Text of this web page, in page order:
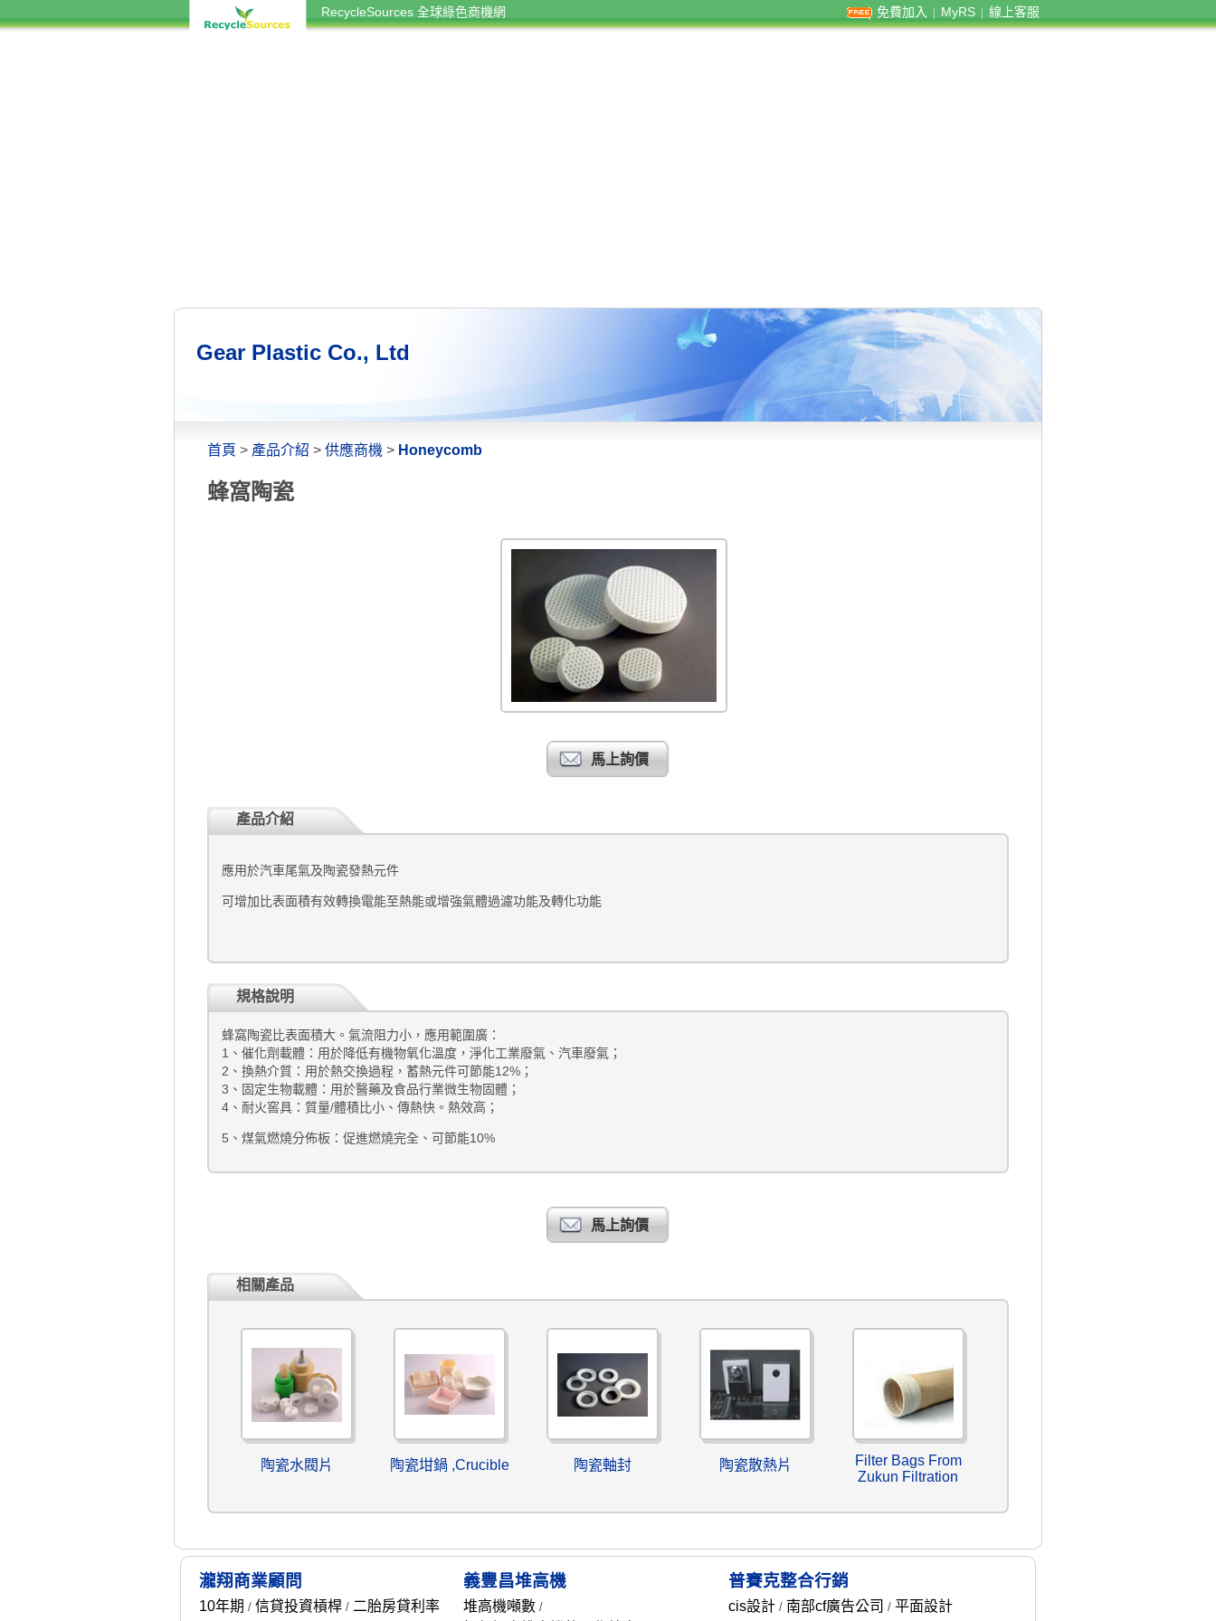
RecycleSources 全球綠色商機網 免費加入 MyRS 線上客服
Gear Plastic Co., Ltd
首頁 > 產品介紹 > 供應商機 > Honeycomb
蜂窩陶瓷
馬上詢價
產品介紹
應用於汽車尾氣及陶瓷發熱元件
可增加比表面積有效轉換電能至熱能或增強氣體過濾功能及轉化功能
規格說明
蜂窩陶瓷比表面積大。氣流阻力小，應用範圍廣：
1 、催化劑載體：用於降低有機物氧化溫度，淨化工業廢氣、汽車廢氣；
2 、換熱介質：用於熱交換過程，蓄熱元件可節能12% ；
3 、固定生物載體：用於醫藥及食品行業微生物固體；
4 、耐火窖具：質量/體積比小、傳熱快。熱效高；
5 、煤氣燃燒分佈板：促進燃燒完全、可節能10%
馬上詢價
相關產品
陶瓷水閥片 陶瓷坩鍋 ,Crucible 陶瓷軸封 陶瓷散熱片
Filter Bags From
Zukun Filtration
瀧翔商業顧問
10年期 / 信貸投資槓桿/ 二胎房貸利率
義豐昌堆高機
堆高機噸數 /
普賽克整合行銷
cis設計 / 南部cf廣告公司 /平面設計